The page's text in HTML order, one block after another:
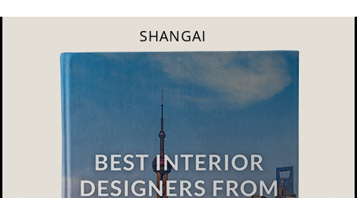
NEW YORK